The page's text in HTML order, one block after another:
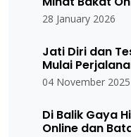
28 January 2026
Jati Diri dan
Mulai
04 November 2025
Di Balik Gaya
Online dan